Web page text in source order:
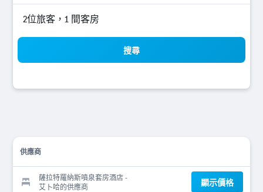
2位旅客，1 間客房
搜尋
供應商
薩拉特羅納斯噴泉套房酒店 -
艾卜哈的供應商
顯示價格